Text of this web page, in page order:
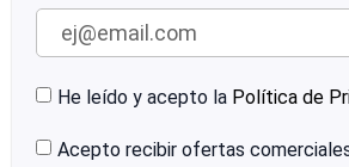
He leído y acepto la Política de
Acepto recibir ofertas